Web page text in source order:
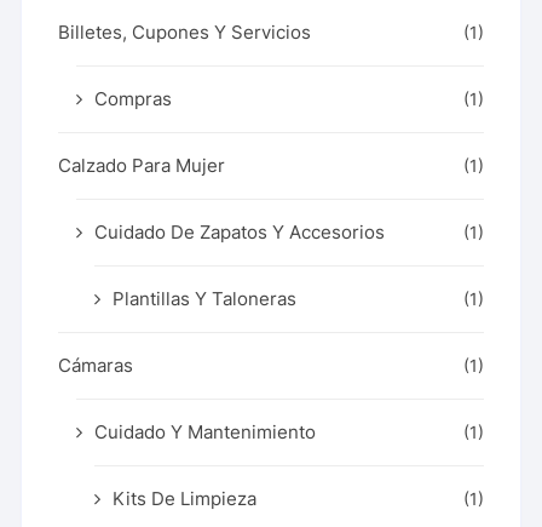
Billetes, Cupones Y Servicios (1)
Compras (1)
Calzado Para Mujer (1)
Cuidado De Zapatos Y Accesorios (1)
Plantillas Y Taloneras (1)
Cámaras (1)
Cuidado Y Mantenimiento (1)
Kits De Limpieza (1)